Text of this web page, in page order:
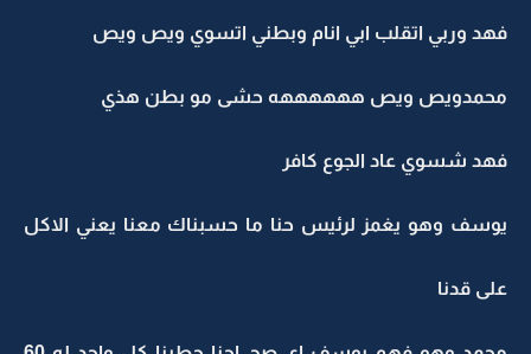
فهد وربي اتقلب ابي انام وبطني اتسوي ويص ويص
محمدويص ويص ههههههه حشى مو بطن هذي
فهد شسوي عاد الجوع كافر
يوسف وهو يغمز لرئيس حنا ما حسبناك معنا يعني الاكل
على قدنا